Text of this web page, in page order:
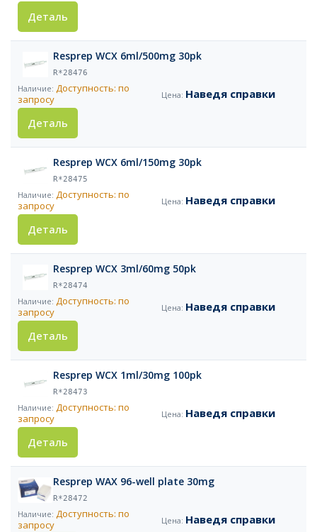
Деталь
Resprep WCX 6ml/500mg 30pk
R*28476
Доступность: по
запросу
Наведя справки
Деталь
Resprep WCX 6ml/150mg 30pk
R*28475
Доступность: по
запросу
Наведя справки
Деталь
Resprep WCX 3ml/60mg 50pk
R*28474
Доступность: по
запросу
Наведя справки
Деталь
Resprep WCX 1ml/30mg 100pk
R*28473
Доступность: по
запросу
Наведя справки
Деталь
Resprep WAX 96-well plate 30mg
R*28472
Доступность: по
запросу
Наведя справки